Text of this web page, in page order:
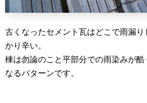
古くなったセメント瓦はどこで雨漏
かり辛い。
棟は勿論のこと平部分での雨染みが酷
なるパターンです。